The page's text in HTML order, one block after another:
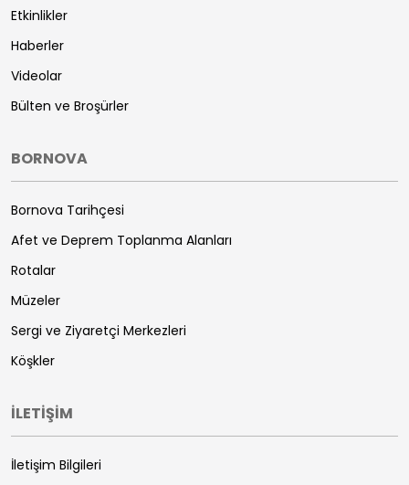
Etkinlikler
Haberler
Videolar
Bülten ve Broşürler
BORNOVA
Bornova Tarihçesi
Afet ve Deprem Toplanma Alanları
Rotalar
Müzeler
Sergi ve Ziyaretçi Merkezleri
Köşkler
İLETİŞİM
İletişim Bilgileri